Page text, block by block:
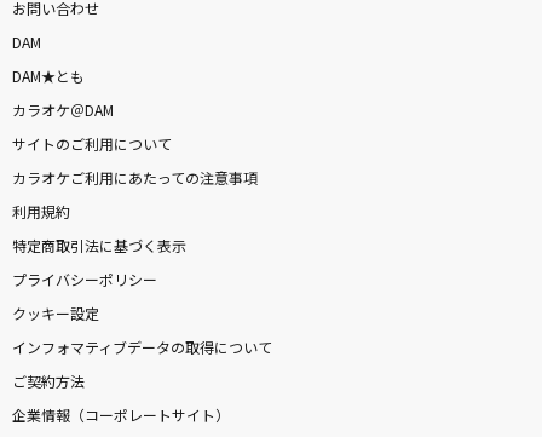
お問い合わせ
DAM
DAM★とも
カラオケ＠DAM
サイトのご利用について
カラオケご利用にあたっての注意事項
利用規約
特定商取引法に基づく表示
プライバシーポリシー
クッキー設定
インフォマティブデータの取得について
ご契約方法
企業情報（コーポレートサイト）